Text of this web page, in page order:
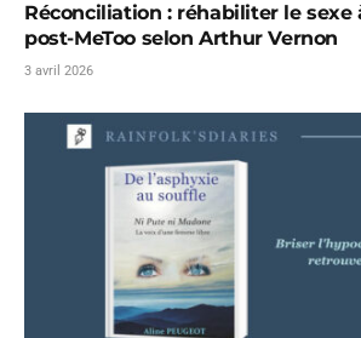
Réconciliation : réhabiliter le sexe
post-MeToo selon Arthur Vernon
3 avril 2026